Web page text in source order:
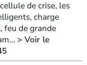
de crise, les
charge
feu de grande
> Voir le